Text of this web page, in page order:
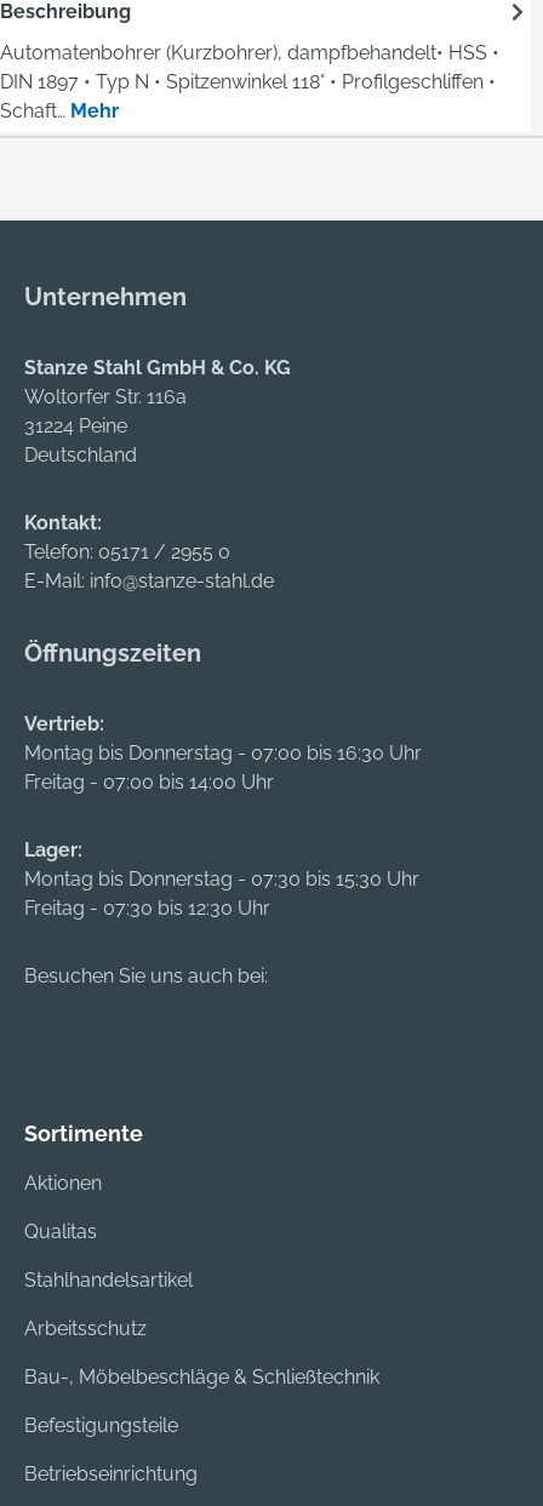
Beschreibung
Automatenbohrer (Kurzbohrer), dampfbehandelt• HSS •
DIN 1897 • Typ N • Spitzenwinkel 118° • Profilgeschliffen •
Schaft… Mehr
Unternehmen
Stanze Stahl GmbH & Co. KG
Woltorfer Str. 116a
31224 Peine
Deutschland
Kontakt:
Telefon: 05171 / 2955 0
E-Mail: info@stanze-stahl.de
Öffnungszeiten
Vertrieb:
Montag bis Donnerstag - 07:00 bis 16:30 Uhr
Freitag - 07:00 bis 14:00 Uhr
Lager:
Montag bis Donnerstag - 07:30 bis 15:30 Uhr
Freitag - 07:30 bis 12:30 Uhr
Besuchen Sie uns auch bei:
Sortimente
Aktionen
Qualitas
Stahlhandelsartikel
Arbeitsschutz
Bau-, Möbelbeschläge & Schließtechnik
Befestigungsteile
Betriebseinrichtung